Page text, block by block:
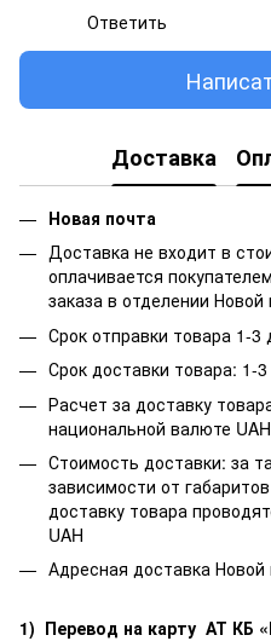
Ответить
Доставка
Новая почта
Доставка не входит в
оплачивается
заказа в отделении Новой
Срок отправки товара 1-3
Срок доставки товара: 1-
Расчет за доставку
национальной валюте
Стоимость доставки: за
зависимости от
доставку товара
UAH
Адресная доставка Новой
1) Перевод на карту АТ КБ